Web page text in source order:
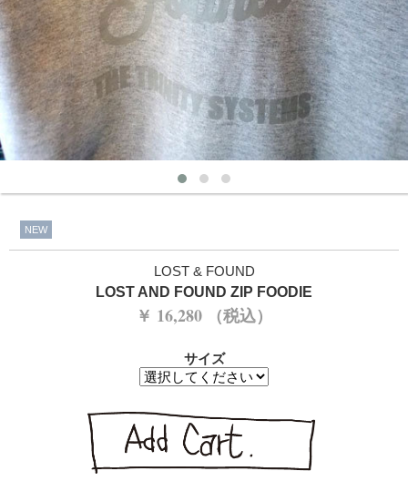
NEW
LOST & FOUND
LOST AND FOUND ZIP FOODIE
￥ 16,280 （税込）
サイズ